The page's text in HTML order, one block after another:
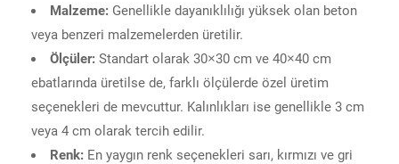
Malzeme: Genellikle dayanıklılığı yüksek olan beton
veya benzeri malzemelerden üretilir.
Ölçüler: Standart olarak 30×30 cm ve 40×40 cm
ebatlarında üretilse de, farklı ölçülerde özel üretim
seçenekleri de mevcuttur. Kalınlıkları ise genellikle 3 cm
veya 4 cm olarak tercih edilir.
Renk: En yaygın renk seçenekleri sarı, kırmızı ve gri